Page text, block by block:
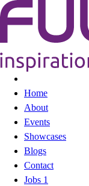
Home
About
Events
Showcases
Blogs
Contact
Jobs 1